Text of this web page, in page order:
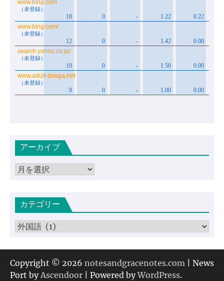
アーカイブ
ア
イカテゴリー
カ
ゴ
リ
ー
Copyright © 2026 notesandgracenotes.com | News
Port byAscendoor | Powered byWordPress.